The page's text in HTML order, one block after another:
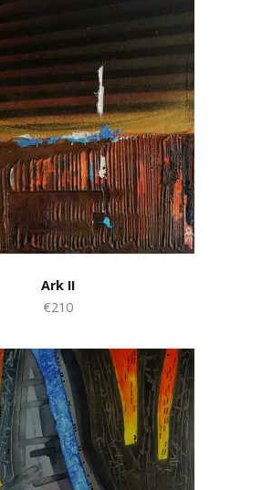
Ark II
€210